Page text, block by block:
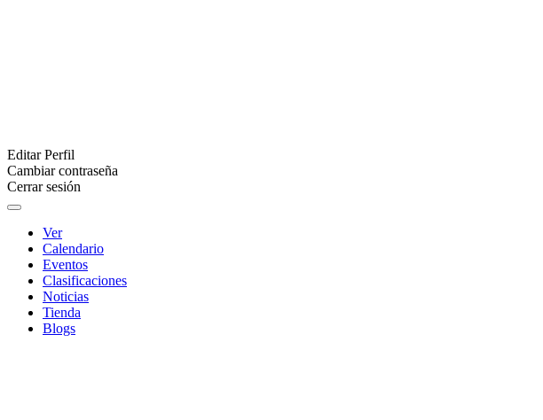
Editar Perfil
Cambiar contraseña
Cerrar sesión
Ver
Calendario
Eventos
Clasificaciones
Noticias
Tienda
Blogs